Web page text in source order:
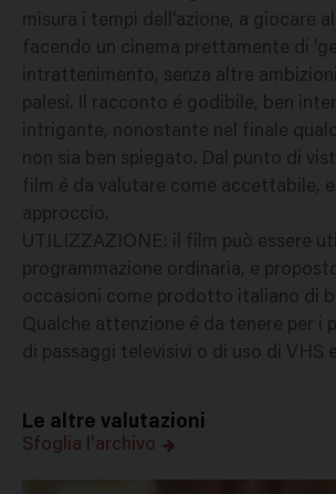
misura i tempi dell'azione, a giocare
facendo un cinema prettamente di
intrattenimento, senza altre
palesi. Il racconto é godibile, ben
intrigante, nonostante nel finale
non sia ben spiegato. Dal punto di
film é da valutare come accettabile,
approccio.
UTILIZZAZIONE: il film può essere
programmazione ordinaria, e
occasioni come prodotto italiano di
Qualche attenzione é da tenere per i
di passaggi televisivi o di uso di VHS
Le altre valutazioni
Sfoglia l'archivo